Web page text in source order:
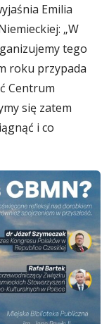
Emilia
„W
tego
roku przypada
Centrum
się zatem
i co